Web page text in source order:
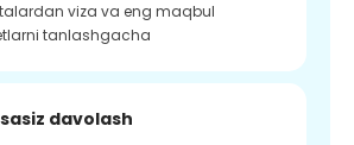
viza va eng maqbul
tanlashgacha
davolash